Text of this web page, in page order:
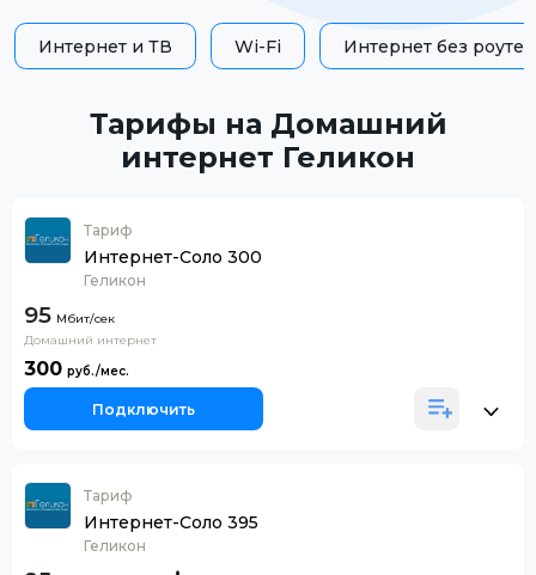
Интернет и ТВ Wi-Fi Интернет без
Тарифы на Домашний
интернет Геликон
Тариф
Интернет-Соло 300
Геликон
95
Домашний интернет
300
Подключить
Тариф
Интернет-Соло 395
Геликон